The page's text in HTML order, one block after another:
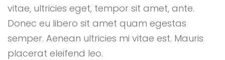
vitae, ultricies eget, tempor sit amet, ante.
Donec eu libero sit amet quam egestas
semper. Aenean ultricies mi vitae est. Mauris
placerat eleifend leo.